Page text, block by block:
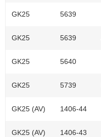
GK25 5639
GK25 5639
GK25 5640
GK25 5739
GK25 (AV) 1406-44
GK25 (AV) 1406-43